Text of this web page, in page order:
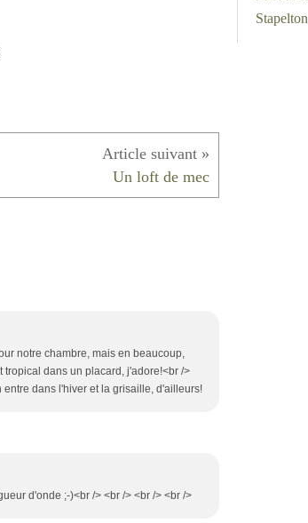
Un loft de mec
notre chambre, mais en beaucoup,
dans un placard, j'adore!<br />
dans l'hiver et la grisaille, d'ailleurs!
d'onde ;-)<br /> <br /> <br /> <br />